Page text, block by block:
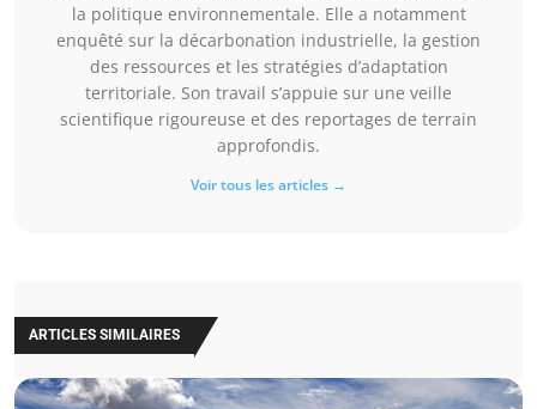
la politique environnementale. Elle a notamment
enquêté sur la décarbonation industrielle, la gestion
des ressources et les stratégies d’adaptation
territoriale. Son travail s’appuie sur une veille
scientifique rigoureuse et des reportages de terrain
approfondis.
Voir tous les articles →
ARTICLES SIMILAIRES